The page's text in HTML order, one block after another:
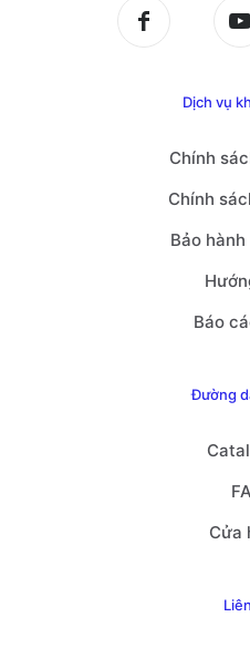
Dịch vụ
Chính
Chính
Bảo
Báo
Đường
Cửa